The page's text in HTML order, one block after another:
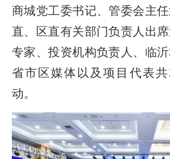
商城党工委书记、管委会主
直、区直有关部门负责人出
专家、投资机构负责人、临沂
省市区媒体以及项目代表
动。